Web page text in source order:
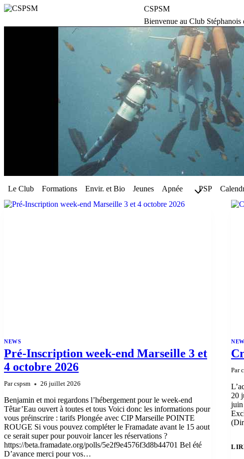
Aller
contenu
CSPSM
Bienvenue au Club Stéphanois
Le Club Formations Envir. et Bio Jeunes Apnée PSP
NEWS
Pré-Inscription week-end Marseille 3 et
4 octobre 2026
Par cspsm 26 juillet 2026
Benjamin et moi regardons l’hébergement pour le week-end
Têtar’Eau ouvert à toutes et tous Voici donc les informations pour
vous préinscrire : tarifs Plongée avec CIP Marseille POINTE
ROUGE Si vous pouvez compléter le Framadate avant le 15 aout
ce serait super pour pouvoir lancer les réservations ?
https://beta.framadate.org/polls/5e2f9e4576f3d8b44701 Bel été
D’avance merci pour vos…
Par
20
juin